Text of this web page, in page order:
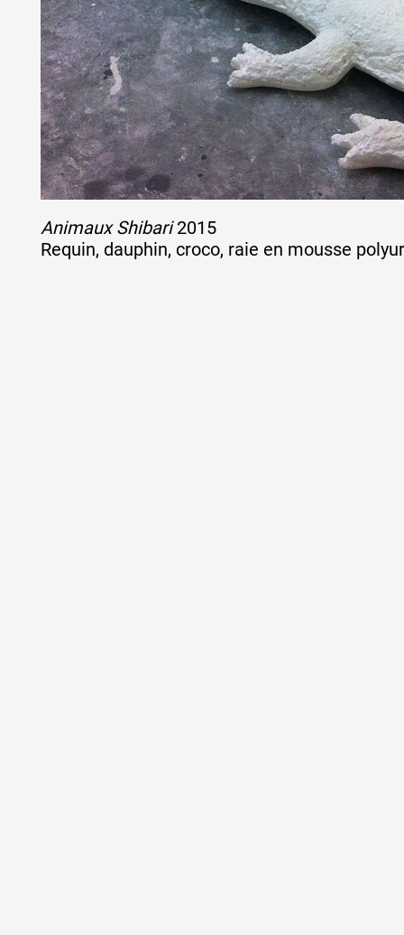
Animaux Shibari2015
Requin, dauphin, croco, raie en mousse